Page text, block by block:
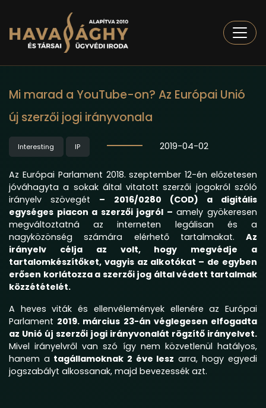
Mi marad a YouTube-on? Az Európai Unió
új szerzői jogi irányvonala
Interesting IP 2019-04-02
Az Európai Parlament 2018. szeptember 12-én előzetesen
jóváhagyta a sokak által vitatott szerzői jogokról szóló
irányelv szövegét – 2016/0280 (COD) a digitális
egységes piacon a szerzői jogról – amely gyökeresen
megváltoztatná az interneten legálisan és a
nagyközönség számára elérhető tartalmakat. Az
irányelv célja az volt, hogy megvédje a
tartalomkészítőket, vagyis az alkotókat – de egyben
erősen korlátozza a szerzői jog által védett tartalmak
közzétételét.
A heves viták és ellenvélemények ellenére az Európai
Parlament 2019. március 23-án véglegesen elfogadta
az Unió új szerzői jogi irányvonalát rögzítő irányelvet.
Mivel irányelvről van szó így nem közvetlenül hatályos,
hanem a tagállamoknak 2 éve lesz arra, hogy egyedi
jogszabályt alkossanak, majd bevezessék azt.